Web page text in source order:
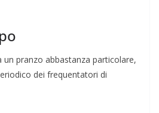
un pranzo abbastanza particolare,
dei frequentatori di